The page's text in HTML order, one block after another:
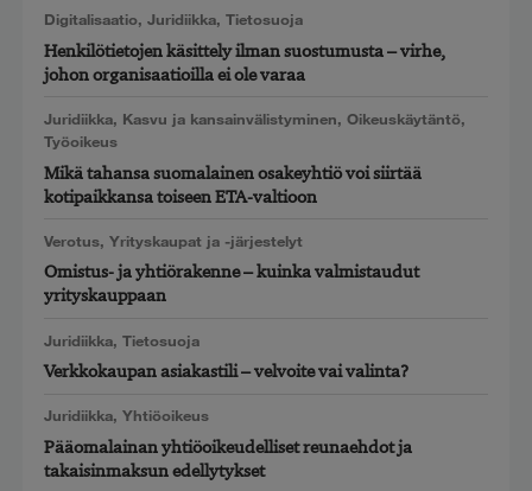
Digitalisaatio, Juridiikka, Tietosuoja
Henkilötietojen käsittely ilman suostumusta – virhe,
johon organisaatioilla ei ole varaa
Juridiikka, Kasvu ja kansainvälistyminen, Oikeuskäytäntö,
Työoikeus
Mikä tahansa suomalainen osakeyhtiö voi siirtää
kotipaikkansa toiseen ETA-valtioon
Verotus, Yrityskaupat ja -järjestelyt
Omistus- ja yhtiörakenne – kuinka valmistaudut
yrityskauppaan
Juridiikka, Tietosuoja
Verkkokaupan asiakastili – velvoite vai valinta?
Juridiikka, Yhtiöoikeus
Pääomalainan yhtiöoikeudelliset reunaehdot ja
takaisinmaksun edellytykset